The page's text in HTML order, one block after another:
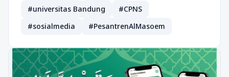
#universitas Bandung
#CPNS
#sosialmedia
#PesantrenAlMasoem